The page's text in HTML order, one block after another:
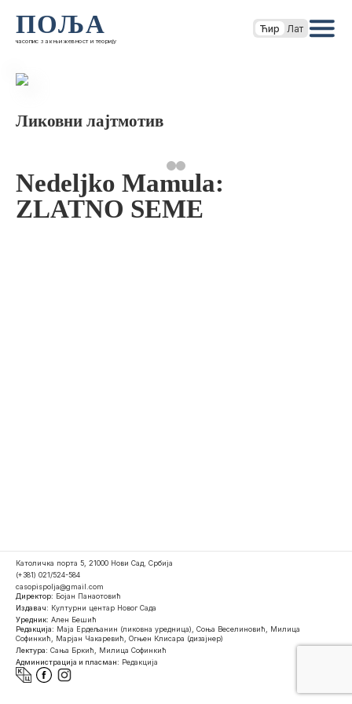
ПОЉА
часопис за књижевност и теорију
Ћир Лат
Ликовни лајтмотив
Nedeljko Mamula:
ZLATNO SEME
Католичка порта 5, 21000 Нови Сад, Србија
(+381) 021/524-584
casopispolja@gmail.com
Директор: Бојан Панаотовић
Издавач: Културни центар Новог Сада
Уредник: Ален Бешић
Редакција: Маја Ердељанин (ликовна уредница), Соња Веселиновић, Милица
Софинкић, Марјан Чакаревић, Огњен Клисара (дизајнер)
Лектура: Сања Бркић, Милица Софинкић
Администрација и пласман: Редакција